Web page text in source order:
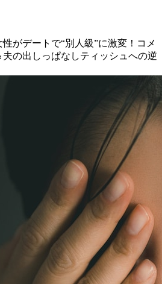
性がデートで“別人級”に激変！コメ
の出しっぱなしティッシュへの逆